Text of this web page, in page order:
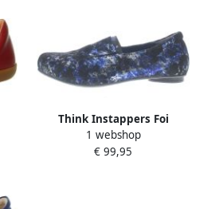
Think Instappers Foi
1 webshop
€ 99,95